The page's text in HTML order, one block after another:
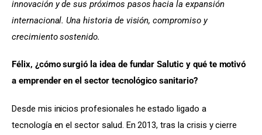
innovación y de sus próximos pasos hacia la expansión
internacional. Una historia de visión, compromiso y
crecimiento sostenido.
Félix, ¿cómo surgió la idea de fundar Salutic y qué te motivó
a emprender en el sector tecnológico sanitario?
Desde mis inicios profesionales he estado ligado a
tecnología en el sector salud. En 2013, tras la crisis y cierre